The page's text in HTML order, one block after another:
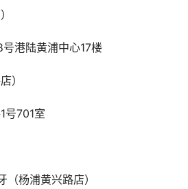
港陆黄浦中心17楼
）
号701室
杨浦黄兴路店）